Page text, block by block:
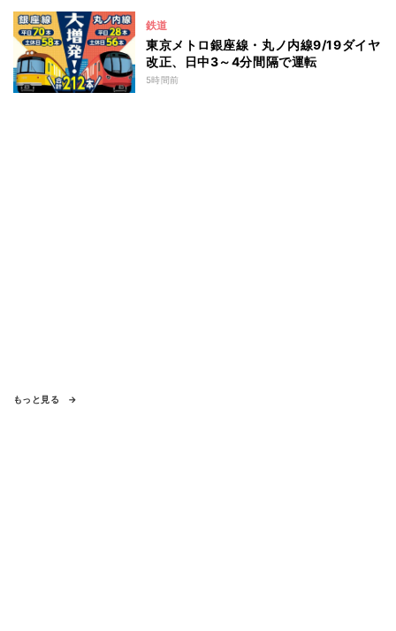
鉄道
東京メトロ銀座線・丸ノ内線9/19ダイヤ
改正、日中3～4分間隔で運転
5時間前
もっと見る